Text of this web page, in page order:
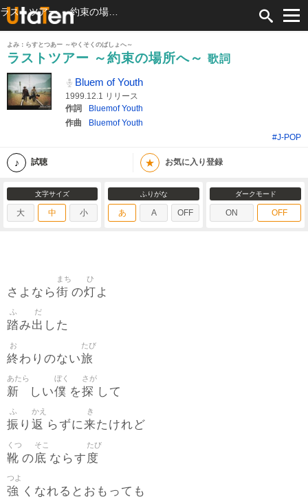
よみ：らすとつあー ～やくそくのばしょへ～
ラストツアー ～約束の場所へ～ 歌詞
Bluem of Youth
1999.12.1 リリース
作詞
Bluemof Youth
作曲
Bluemof Youth
#J-POP
試聴 ★ お気に入り登録
文字サイズ
大 中 小
ふりがな
あ A OFF
ダークモード
ON OFF
さよなら街
まち
の灯
ひ
よ
踏
ふ
み出
だ
した
終
お
わりのない旅
たび
新
あたら
しい僕
ぼく
を探
さが
して
振
ふ
り 返
かえ
らずに来
き
たけれど
靴
くつ
の底
そこ
ならす 度
たび
強
つよ
くなれるとおもっても